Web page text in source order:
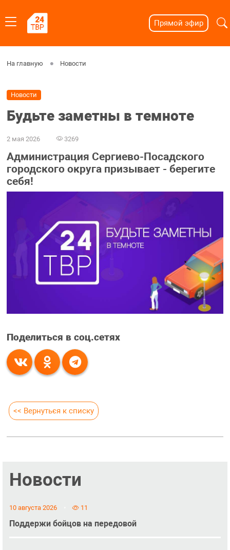
Прямой эфир
На главную Новости
Новости
Будьте заметны в темноте
2 мая 2026 3269
Администрация Сергиево-Посадского
городского округа призывает - берегите
себя!
Поделиться в соц.сетях
<< Вернуться к списку
Новости
10 августа 2026 11
Поддержи бойцов на передовой